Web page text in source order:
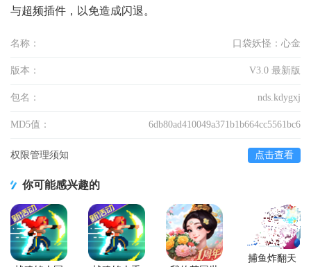
与超频插件，以免造成闪退。
名称： 口袋妖怪：心金
版本： V3.0 最新版
包名： nds.kdygxj
MD5值： 6db80ad410049a371b1b664cc5561bc6
权限管理须知 点击查看
你可能感兴趣的
捕鱼炸翻天